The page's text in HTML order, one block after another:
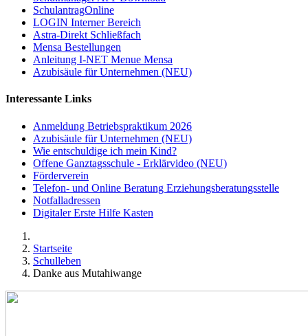
SchulantragOnline
LOGIN Interner Bereich
Astra-Direkt Schließfach
Mensa Bestellungen
Anleitung I-NET Menue Mensa
Azubisäule für Unternehmen (NEU)
Interessante Links
Anmeldung Betriebspraktikum 2026
Azubisäule für Unternehmen (NEU)
Wie entschuldige ich mein Kind?
Offene Ganztagsschule - Erklärvideo (NEU)
Förderverein
Telefon- und Online Beratung Erziehungsberatungsstelle
Notfalladressen
Digitaler Erste Hilfe Kasten
Startseite
Schulleben
Danke aus Mutahiwange